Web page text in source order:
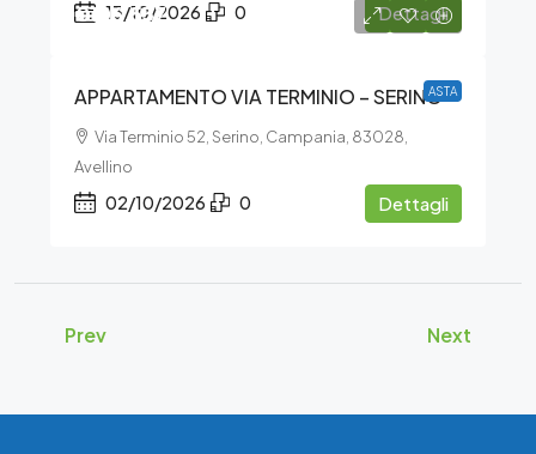
13/10/2026 0 Dettagli
ASTA
€106.537
APPARTAMENTO VIA TERMINIO – SERINO
Via Terminio 52, Serino, Campania, 83028,
Avellino
02/10/2026 0 Dettagli
Prev Next